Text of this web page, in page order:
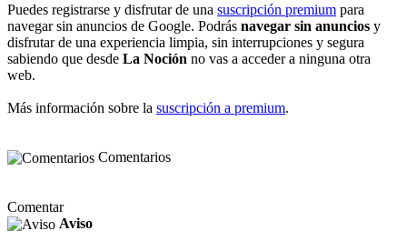
Puedes registrarse y disfrutar de una suscripción premium para
navegar sin anuncios de Google. Podrás navegar sin anuncios y
disfrutar de una experiencia limpia, sin interrupciones y segura
sabiendo que desde La Noción no vas a acceder a ninguna otra
web.
Más información sobre la suscripción a premium.
Comentarios
Comentar
Aviso